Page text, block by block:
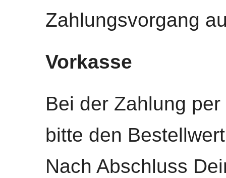
Zahlungsvorgang
Vorkasse
Bei der Zahlung
bitte den
Nach Abschluss